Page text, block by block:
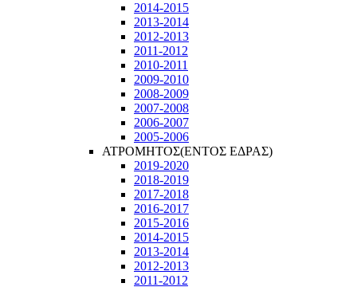
2014-2015
2013-2014
2012-2013
2011-2012
2010-2011
2009-2010
2008-2009
2007-2008
2006-2007
2005-2006
ΑΤΡΟΜΗΤΟΣ(ΕΝΤΟΣ ΕΔΡΑΣ)
2019-2020
2018-2019
2017-2018
2016-2017
2015-2016
2014-2015
2013-2014
2012-2013
2011-2012